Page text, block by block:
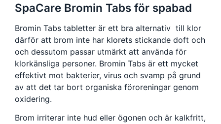
SpaCare Bromin Tabs för spabad
Bromin Tabs tabletter är ett bra alternativ till klor
därför att brom inte har klorets stickande doft och
och dessutom passar utmärkt att använda för
klorkänsliga personer. Bromin Tabs är ett mycket
effektivt mot bakterier, virus och svamp på grund
av att det tar bort organiska föroreningar genom
oxidering.
Brom irriterar inte hud eller ögonen och är kalkfritt,